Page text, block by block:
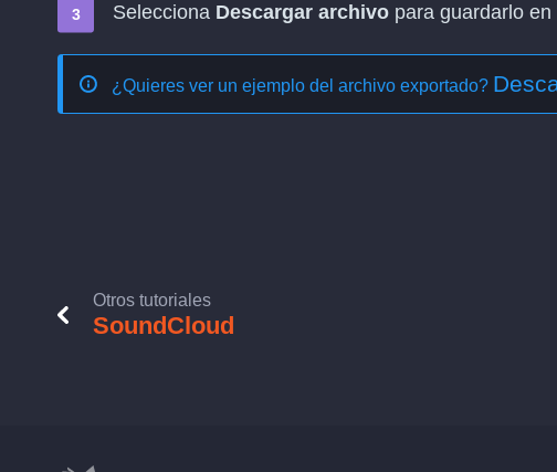
Selecciona Descargar archivo para guardarlo
¿Quieres ver un ejemplo del archivo exportado?
Otros tutoriales
SoundCloud